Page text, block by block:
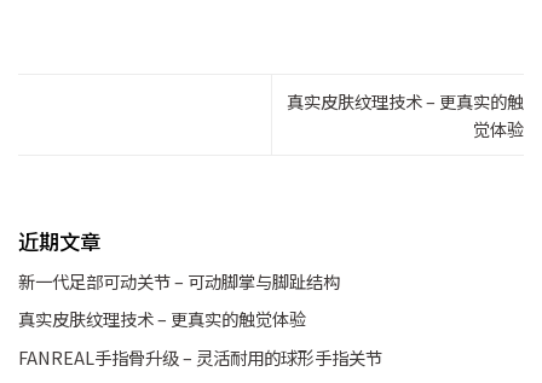
真实皮肤纹理技术 – 更真实的触
觉体验
近期文章
新一代足部可动关节 – 可动脚掌与脚趾结构
真实皮肤纹理技术 – 更真实的触觉体验
FANREAL手指骨升级 – 灵活耐用的球形手指关节